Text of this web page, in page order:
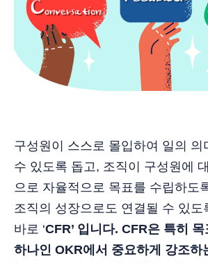
구성원이 스스로 몰입하여 일의 의
수 있도록 돕고, 조직이 구성원에
으로 자율적으로 목표를 수립하도
조직의 성장으로도 연결될 수 있도
바로 ‘CFR’ 입니다. CFR은 특히
하나인 OKR에서 중요하게 강조하